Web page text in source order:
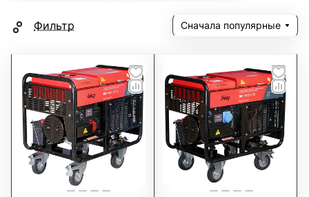
Фильтр Сначала популярные